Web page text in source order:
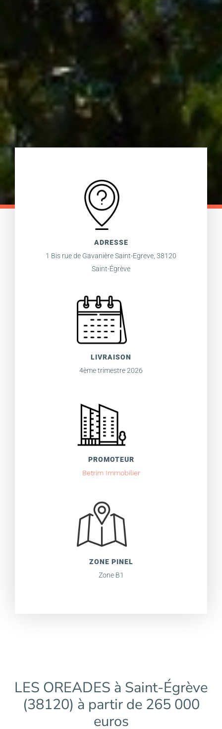
ADRESSE
1 Bis rue de Gavanière Saint-Egreve, 38120
Saint-Égrève
LIVRAISON
4ème trimestre 2026
PROMOTEUR
Betrim Immobilier
ZONE PINEL
Zone B1
LES OREADES à Saint-Égrève
(38120) à partir de 265 000
euros